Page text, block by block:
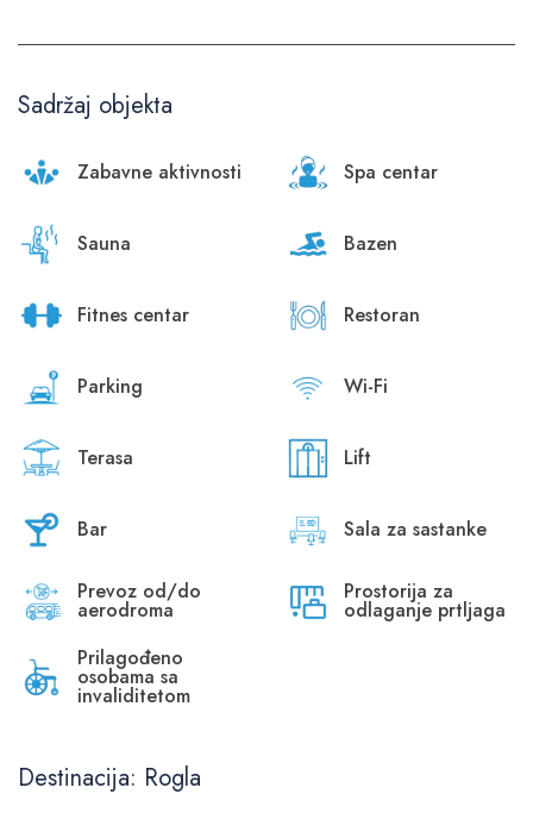
Sadržaj objekta
Zabavne aktivnosti Spa centar
Sauna Bazen
Fitnes centar Restoran
Parking Wi-Fi
Terasa Lift
Bar Sala za sastanke
Prevoz od/do
aerodroma
Prostorija za
odlaganje prtljaga
Prilagođeno
osobama sa
invaliditetom
Destinacija: Rogla